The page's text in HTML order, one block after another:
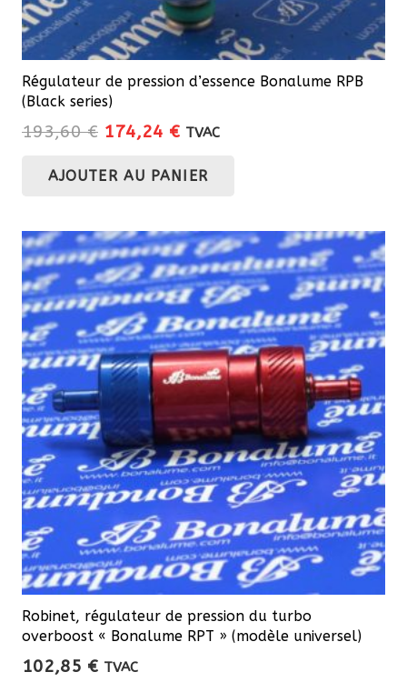
Régulateur de pression d’essence Bonalume RPB
(Black series)
193,60€ Le
initial
174,24 €Le
actuel
TVAC
AJOUTER AU PANIER
Robinet, régulateur de pression du turbo
overboost « Bonalume RPT » (modèle universel)
102,85 € TVAC